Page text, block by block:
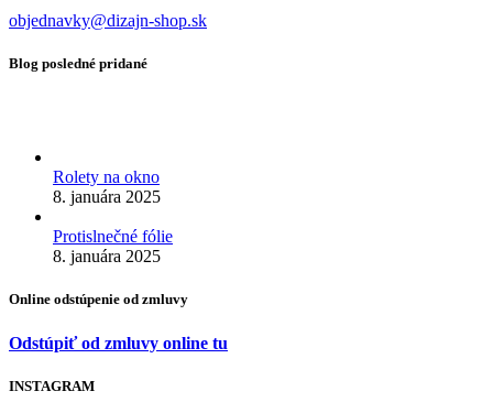
objednavky@dizajn-shop.sk
Blog posledné pridané
Rolety na okno
8. januára 2025
Protislnečné fólie
8. januára 2025
Online odstúpenie od zmluvy
Odstúpiť od zmluvy online tu
INSTAGRAM